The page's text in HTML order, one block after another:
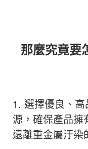
那麼究竟要
1. 選擇優良、
源，確保產品擁
遠離重金屬汙染